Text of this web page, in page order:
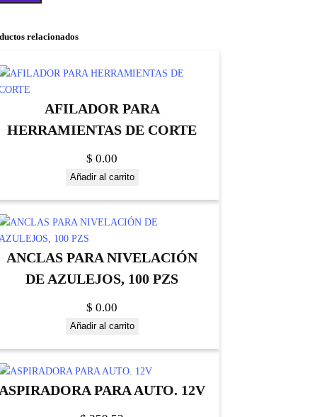
relacionados
AFILADOR PARA
HERRAMIENTAS DE CORTE
$ 0.00
Añadir al carrito
ANCLAS PARA NIVELACIÓN
DE AZULEJOS, 100 PZS
$ 0.00
Añadir al carrito
PARA AUTO. 12V